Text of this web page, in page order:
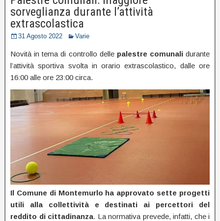
sorveglianza durante l’attività
extrascolastica
31 Agosto 2022 Varie
Novità in tema di controllo delle palestre comunali durante
l’attività sportiva svolta in orario extrascolastico, dalle ore
16:00 alle ore 23:00 circa.
Il Comune di Montemurlo ha approvato sette progetti
utili alla collettività e destinati ai percettori del
reddito di cittadinanza. La normativa prevede, infatti, che i